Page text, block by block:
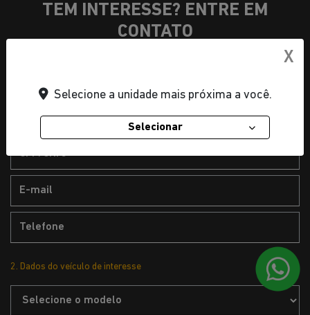
TEM INTERESSE? ENTRE EM
CONTATO
2. Dados do veículo de interesse
X
Selecione a unidade mais próxima a você.
Selecionar